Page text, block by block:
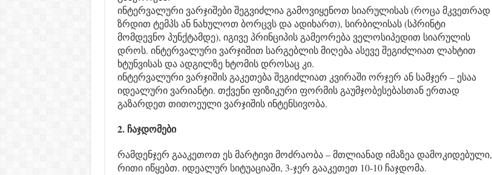
ინტერვალური ვარჯიშები შეგვიძლია გამოვიყენოთ სიარულისას (როცა მკვეთრად
ზრდით ტემპს ან ნახულოთ ბორცვს და ადიხართ), სირბილისას (სპრინტი
მომდევნო პუნქტამდე), იგივე პრინციპის გამეორება ველოსიპედით სიარულის
დროს. ინტერვალური ვარჯიშით სარგებლის მიღება ასევე შეგიძლიათ ლახტით
ხტუნვისას და ადგილზე ხტომის დროსაც კი.
ინტერვალური ვარჯიშის გაკეთება შეგიძლიათ კვირაში ორჯერ ან სამჯერ – ესაა
იდეალური ვარიანტი. თქვენი ფიზიკური ფორმის გაუმჯობესებასთან ერთად
გაზარდეთ თითოეული ვარჯიშის ინტენსივობა.
2. ჩაჯდომები
რამდენჯერ გააკეთოთ ეს მარტივი მოძრაობა – მთლიანად იმაზეა დამოკიდებული,
რითი იწყებთ. იდეალურ სიტუაციაში, 3-ჯერ გააკეთეთ 10-10 ჩაჯდომა.